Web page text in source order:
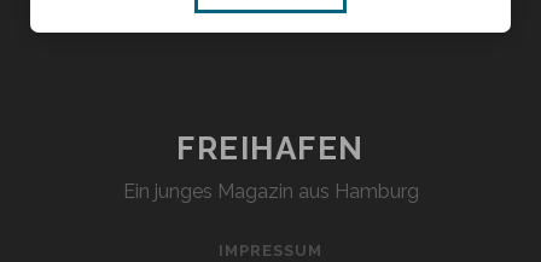
–
FREIHAFEN
Ein junges Magazin aus Hamburg
IMPRESSUM